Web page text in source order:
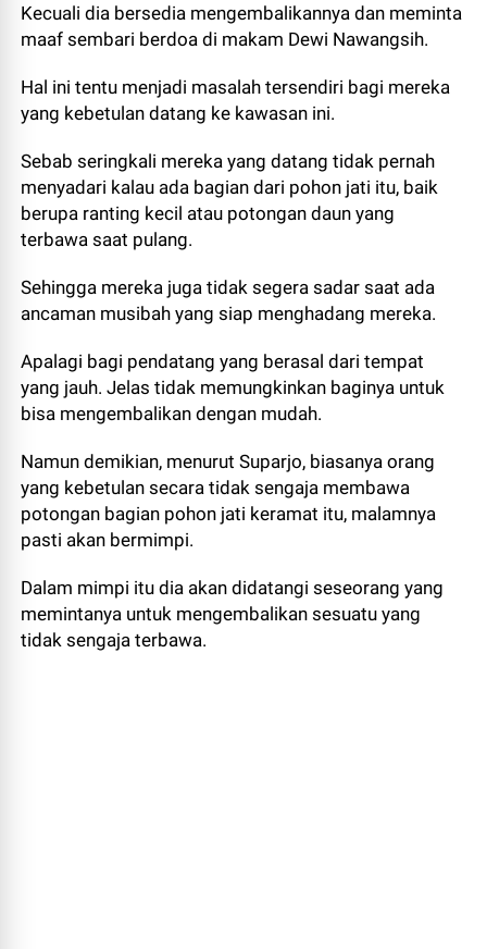
Kecuali dia bersedia mengembalikannya dan meminta
maaf sembari berdoa di makam Dewi Nawangsih.
Hal ini tentu menjadi masalah tersendiri bagi mereka
yang kebetulan datang ke kawasan ini.
Sebab seringkali mereka yang datang tidak pernah
menyadari kalau ada bagian dari pohon jati itu, baik
berupa ranting kecil atau potongan daun yang
terbawa saat pulang.
Sehingga mereka juga tidak segera sadar saat ada
ancaman musibah yang siap menghadang mereka.
Apalagi bagi pendatang yang berasal dari tempat
yang jauh. Jelas tidak memungkinkan baginya untuk
bisa mengembalikan dengan mudah.
Namun demikian, menurut Suparjo, biasanya orang
yang kebetulan secara tidak sengaja membawa
potongan bagian pohon jati keramat itu, malamnya
pasti akan bermimpi.
Dalam mimpi itu dia akan didatangi seseorang yang
memintanya untuk mengembalikan sesuatu yang
tidak sengaja terbawa.